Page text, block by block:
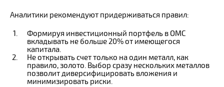
Аналитики рекомендуют придерживаться правил:
Формируя инвестиционный портфель в ОМС
вкладывать не больше 20% от имеющегося
капитала.
Не открывать счет только на один металл, как
правило, золото. Выбор сразу нескольких металлов
позволит диверсифицировать вложения и
минимизировать риски.